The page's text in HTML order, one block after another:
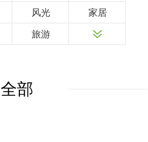
风光 家居
旅游
全部